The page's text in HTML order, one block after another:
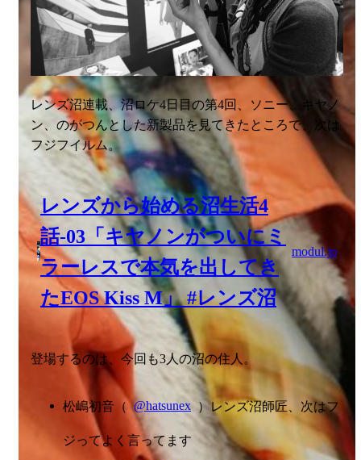
レンズ沼連載、沼ロケ4日目の第4回、ソニー、キヤノ
ン、のがつんとした新製品を見てきたところで、次は
フジフイルム。
レンズから始める沼生活4
話-03「キヤノンがついにミ
ラーレスで本気を出してき
たEOS Kiss M」 #レンズ沼
modul.jp
登場するのは、今回も3人の沼の住人。
松嶋初音（ @hatsunex ）レンズ沼師匠、次はフ
ジってよく言ってます